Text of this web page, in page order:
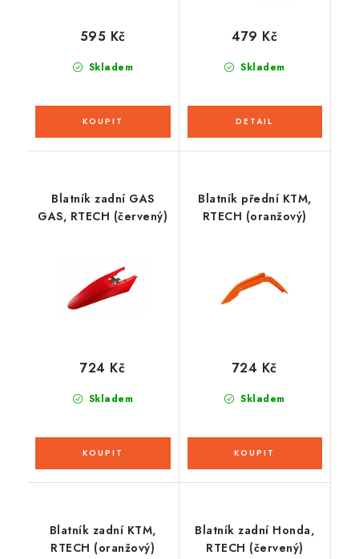
Skladem
595 Kč
Skladem
479 Kč
Blatník zadní GAS
GAS, RTECH (červený)
Skladem
724 Kč
Blatník přední KTM,
RTECH (oranžový)
Skladem
724 Kč
Blatník zadní KTM,
RTECH (oranžový)
Blatník zadní Honda,
RTECH (červený)